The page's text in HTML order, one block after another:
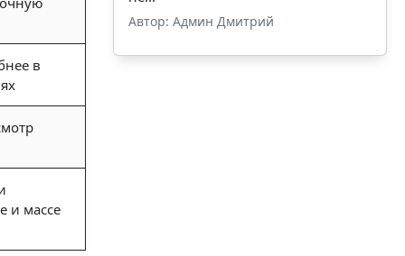
в
и массе
Автор: Админ Дмитрий